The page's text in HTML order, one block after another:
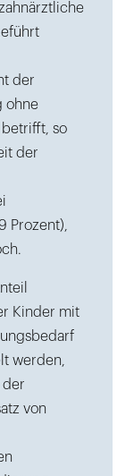
der
ohne
betrifft, so
der
Prozent),
Kinder mit
werden,
der
von